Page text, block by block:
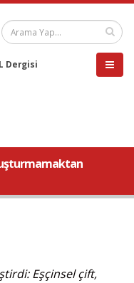
Dergisi
Eşçinsel çift,